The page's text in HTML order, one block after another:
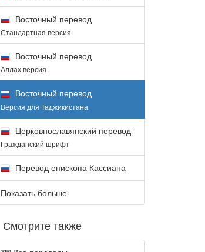
Восточный перевод
Стандартная версия
Восточный перевод
Аллах версия
Восточный перевод
Версия для Таджикистана
Церковнославянский перевод
Гражданский шрифт
Перевод епископа Кассиана
Показать больше
Смотрите также